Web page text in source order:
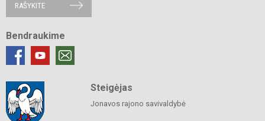
RAŠYKITE
Bendraukime
Steigėjas
Jonavos rajono savivaldybė